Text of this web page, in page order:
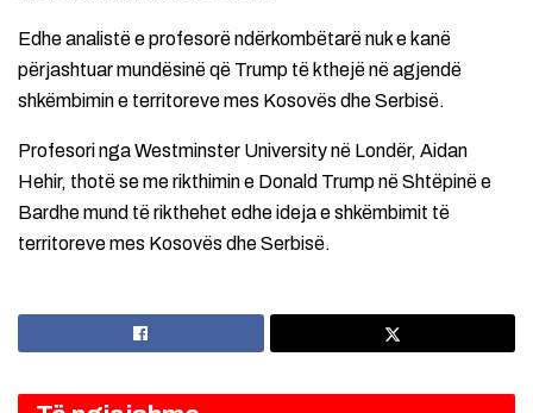
Edhe analistë e profesorë ndërkombëtarë nuk e kanë
përjashtuar mundësinë që Trump të kthejë në agjendë
shkëmbimin e territoreve mes Kosovës dhe Serbisë.
Profesori nga Westminster University në Londër, Aidan
Hehir, thotë se me rikthimin e Donald Trump në Shtëpinë e
Bardhe mund të rikthehet edhe ideja e shkëmbimit të
territoreve mes Kosovës dhe Serbisë.